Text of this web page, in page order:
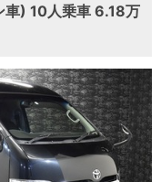
) 10人乗車 6.18万